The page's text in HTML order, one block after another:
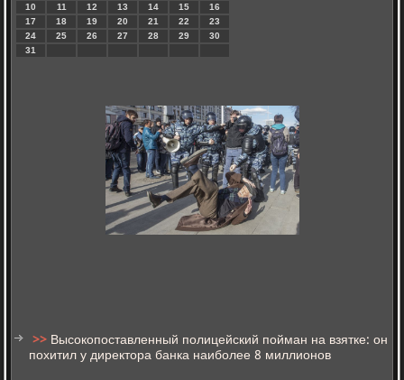
10
11 12 13 14 15
16
17
18 19 20 21 22
23
24
25 26 27 28 29
30
31
>> Высокопоставленный полицейский пойман на взятке: он
похитил у директора банка наиболее 8 миллионов